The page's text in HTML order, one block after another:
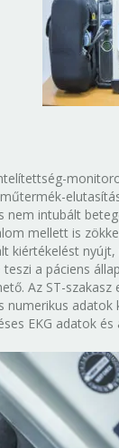
nem intubált
mellett is
kiértékelést
a páciens
Az ST-
EKG adatok